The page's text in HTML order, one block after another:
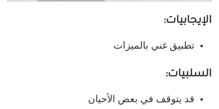
الإيجابيات:
تطبيق غني بالميزات
السلبيات:
قد يتوقف في بعض الأحيان